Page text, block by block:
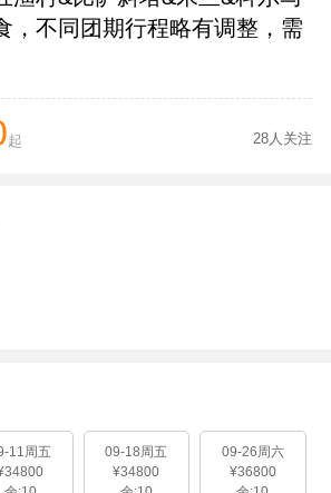
，不同团期行程略有调整，需
起 28人关注
11周五
09-18周五
¥34800
09-26周六
¥36800